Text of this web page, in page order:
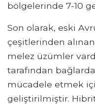
bölgelerinde 7-10
Son olarak, eski
çeşitlerinden
melez üzümler
tarafından
mücadele etmek
geliştirilmiştir.